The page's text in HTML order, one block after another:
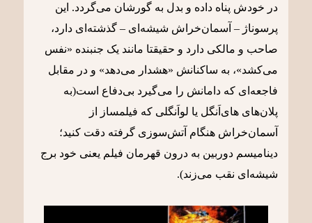
در خودش پناه داده و بدل به گورشان می‌گردد. این
پرسوناژ – آسمان‌خراش شیشه‌ای – گذشته‌ای دارد،
صاحب و مالکی دارد و حقیقتا مانند یک جنبنده «نفس
می‌کشد»، به ساکنانش «هشدار می‌دهد» و در مقابل
فاجعه‌ای که دامانش را می‌گیرد بی‌دفاع است(به
پلان‌های های‌اَنگل یا لواَنگلی که فیلمساز از
آسمان‌خراش هنگام آتش‌سوزی گرفته دقت کنید؛
دینامیسم دوربین به درون قهرمان فیلم یعنی خود برج
شیشه‌‌ای نقب می‌زند).